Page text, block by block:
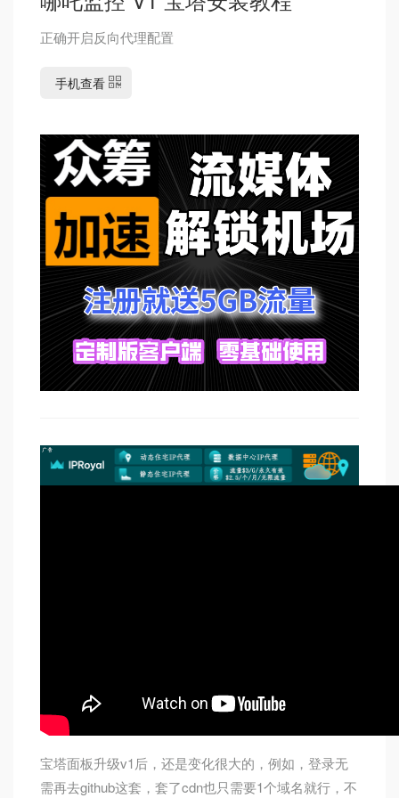
正确开启反向代理配置
手机查看
宝塔面板升级v1后，还是变化很大的，例如，登录无
需再去github这套，套了cdn也只需要1个域名就行，不